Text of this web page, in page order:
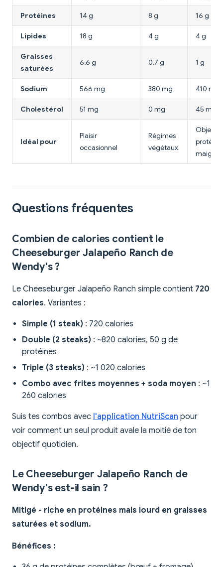
Protéines 14 g 8 g 16 g
Lipides 18 g 4 g 4 g
Graisses
saturées
6,6 g 0,7 g 1 g
Sodium 566 mg 380 mg 410 mg
Cholestérol 51 mg 0 mg 45 mg
Idéal pour
Plaisir
occasionnel
Régimes
végétaux
Objectif
maigres
Questions fréquentes
Combien de calories contient le
Cheeseburger Jalapeño Ranch de
Wendy's ?
Le Cheeseburger Jalapeño Ranch simple contient 720
calories. Variantes :
Simple (1 steak) : 720 calories
Double (2 steaks) : ~820 calories, 50 g de
protéines
Triple (3 steaks) : ~1 020 calories
Combo avec frites moyennes + soda moyen : ~1
260 calories
Suis tes combos avec l'application NutriScan pour
voir comment un seul produit avale la moitié de ton
objectif quotidien.
Le Cheeseburger Jalapeño Ranch de
Wendy's est-il sain ?
Mitigé - riche en protéines mais lourd en graisses
saturées et sodium.
Bénéfices :